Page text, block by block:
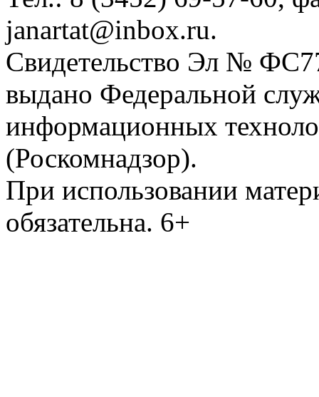
janartat@inbox.ru.
Свидетельство Эл №
выдано Федеральной
информационных
(Роскомнадзор).
При использовании
обязательна. 6+